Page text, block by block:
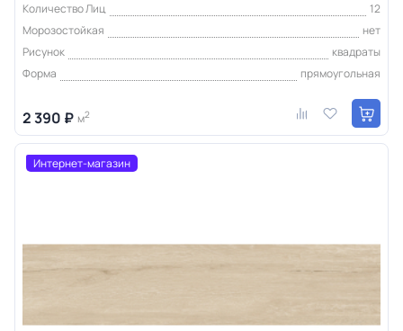
Количество Лиц
12
Морозостойкая
нет
Рисунок
квадраты
Форма
прямоугольная
2 390 ₽ м2
Интернет-магазин